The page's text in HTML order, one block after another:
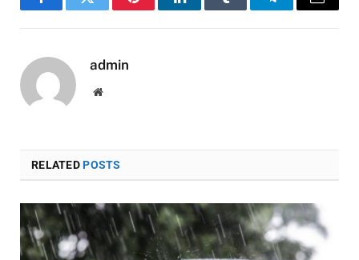
FacebookTwitter PinterestLinkedInTumblr TelegramEmail
admin
Website
RELATEDPOSTS